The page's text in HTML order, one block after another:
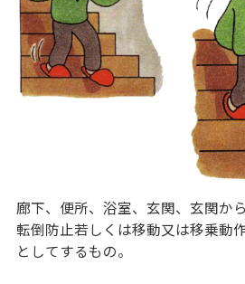
廊下、便所、浴室、玄関、玄関か
転倒防止若しくは移動又は移乗動
としてするもの。